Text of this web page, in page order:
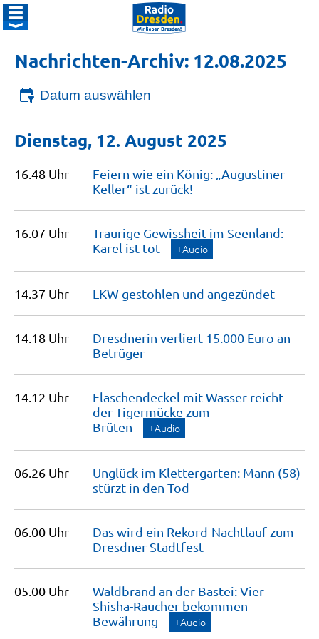
Nachrichten-Archiv: 12.08.2025
Datum auswählen
Dienstag, 12. August 2025
16.48 Uhr
Feiern wie ein König: „Augustiner
Keller“ istzurück!
16.07 Uhr
Traurige Gewissheit im Seenland:
Karel ist tot +Audio
14.37 Uhr LKW gestohlen und angezündet
14.18 Uhr
Dresdnerin verliert 15.000 Euro an
Betrüger
14.12 Uhr
Flaschendeckel mit Wasser reicht
der Tigermücke zum
Brüten
+Audio
06.26 Uhr
Unglück im Klettergarten: Mann (58)
stürzt in den Tod
06.00 Uhr
Das wird ein Rekord-Nachtlauf zum
Dresdner Stadtfest
05.00 Uhr
Waldbrand an der Bastei: Vier
Shisha-Raucher bekommen
Bewährung
+Audio